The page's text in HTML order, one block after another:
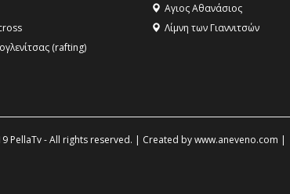
(rafting)
Αγιος Αθανάσιος
Λίμνη των Γιαννιτσών
PellaTv - All rights reserved. | Created bywww.aneveno.com |